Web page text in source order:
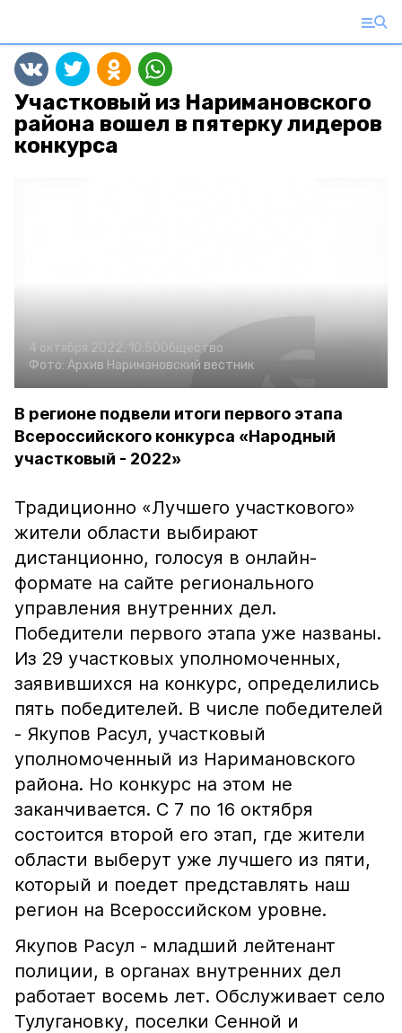
Участковый из Наримановского
района вошел в пятерку лидеров
конкурса
4 октября 2022, 10:50Общество
Фото: Архив Наримановский вестник
В регионе подвели итоги первого этапа
Всероссийского конкурса «Народный
участковый - 2022»
Традиционно «Лучшего участкового»
жители области выбирают
дистанционно, голосуя в онлайн-
формате на сайте регионального
управления внутренних дел.
Победители первого этапа уже названы.
Из 29 участковых уполномоченных,
заявившихся на конкурс, определились
пять победителей. В числе победителей
- Якупов Расул, участковый
уполномоченный из Наримановского
района. Но конкурс на этом не
заканчивается. С 7 по 16 октября
состоится второй его этап, где жители
области выберут уже лучшего из пяти,
который и поедет представлять наш
регион на Всероссийском уровне.
Якупов Расул - младший лейтенант
полиции, в органах внутренних дел
работает восемь лет. Обслуживает село
Тулугановку, поселки Сенной и